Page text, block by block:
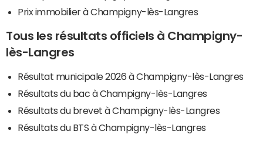
Prix immobilier à Champigny-lès-Langres
Tous les résultats officiels à Champigny-
lès-Langres
Résultat municipale 2026 à Champigny-lès-Langres
Résultats du bac à Champigny-lès-Langres
Résultats du brevet à Champigny-lès-Langres
Résultats du BTS à Champigny-lès-Langres